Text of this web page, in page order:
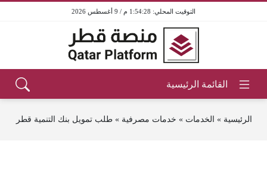
1:54:28 م / 9 أغسطس 2026
الرئيسية » الخدمات » خدمات مصرفية » طلب تمويل بنك التنمية قطر